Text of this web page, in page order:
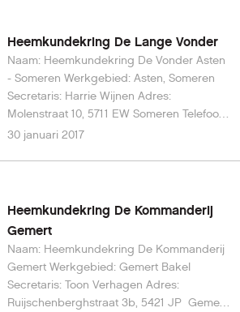
Heemkundekring De Lange Vonder
Naam: Heemkundekring De Vonder Asten
- Someren Werkgebied: Asten, Someren
Secretaris: Harrie Wijnen Adres:
Molenstraat 10, 5711 EW Someren Telefoon:
0493 493 518 E-mail: h.wijnen@upcmail.nl
30 januari 2017
Heemkundekring De Kommanderij
Gemert
Naam: Heemkundekring De Kommanderij
Gemert Werkgebied: Gemert Bakel
Secretaris: Toon Verhagen Adres:
Ruijschenberghstraat 3b, 5421 JP Gemert